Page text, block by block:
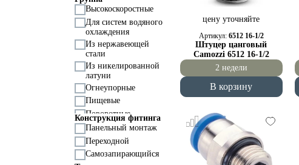
4 мм
6 мм
8 мм
M10
M12
M14
M16
M22
M3
M5
M6
M7
Высокоскоростные
Для систем водяного
охлаждения
Из нержавеющей
стали
Из никелированной
латуни
Огнеупорные
Пищевые
Поворотные
С обратным клапаном
Стандартные
Химически стойкие
Конструкция фитинга
Панельный монтаж
Переходной
Самозапирающийся
цену уточняйте
Артикул: 6512 16-1/2
Штуцер цанговый
Camozzi 6512 16-1/2
2 недели
В корзину